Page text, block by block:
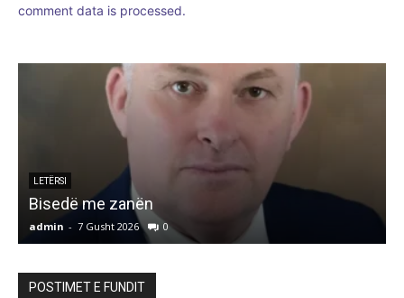
comment data is processed.
LETËRSI
Bisedë me zanën
admin - 7 Gusht 2026 0
POSTIMET E FUNDIT